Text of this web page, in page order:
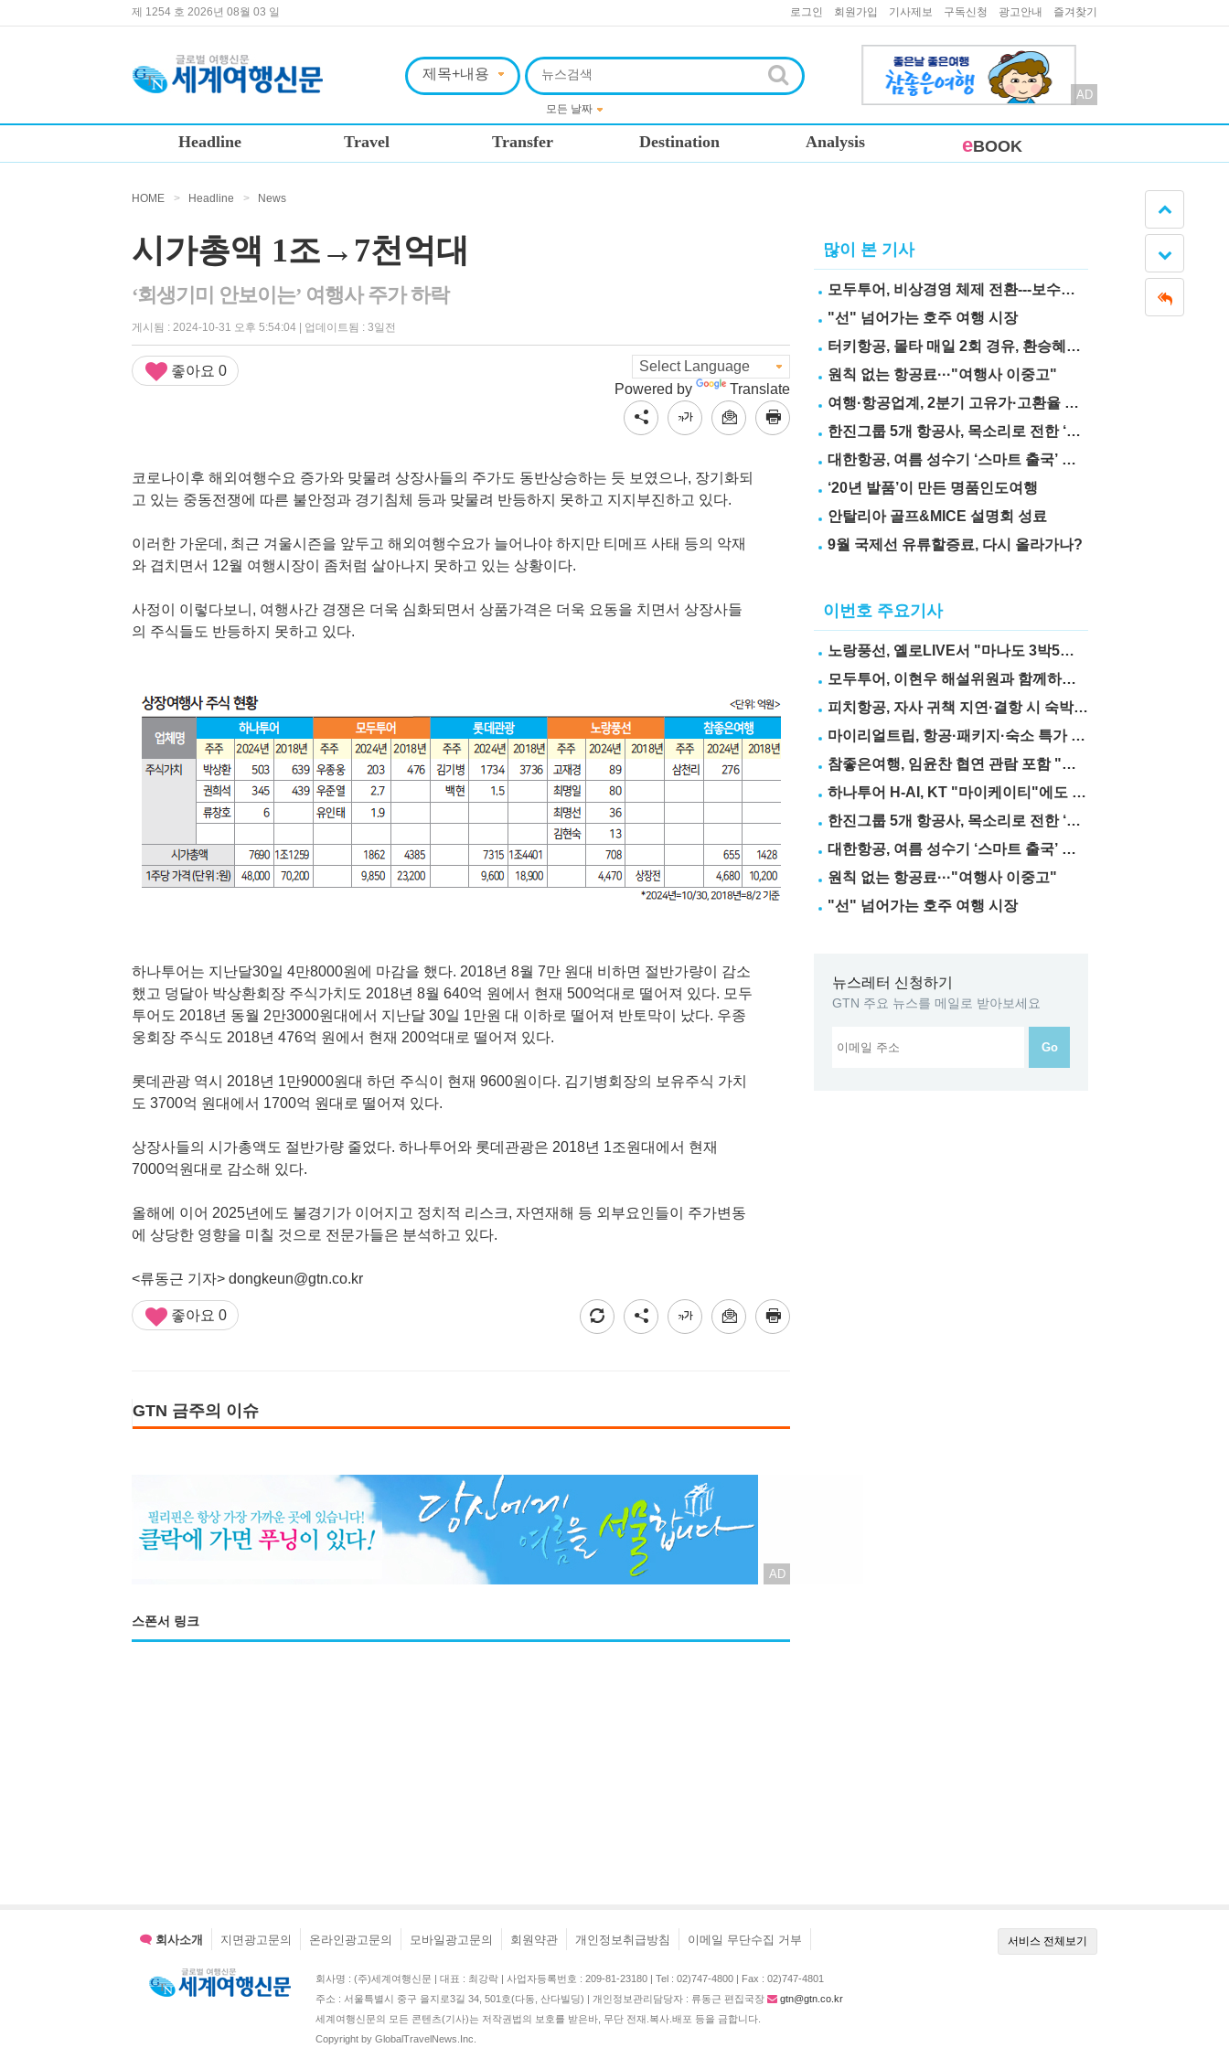
제 1254 호 2026년 08월 03 일 로그인 회원가입 기사제보 구독신청 광고안내 즐겨찾기
AD
Headline Travel Transfer Destination Analysis eBOOK
HOME > Headline > News
시가총액 1조→7천억대
‘회생기미 안보이는’ 여행사 주가 하락
게시됨 : 2024-10-31 오후 5:54:04 | 업데이트됨 : 3일전
좋아요 0
Powered by
Translate
코로나이후 해외여행수요 증가와 맞물려 상장사들의 주가도 동반상승하는 듯 보였으나, 장기화되
고 있는 중동전쟁에 따른 불안정과 경기침체 등과 맞물려 반등하지 못하고 지지부진하고 있다.
이러한 가운데, 최근 겨울시즌을 앞두고 해외여행수요가 늘어나야 하지만 티메프 사태 등의 악재
와 겹치면서 12월 여행시장이 좀처럼 살아나지 못하고 있는 상황이다.
사정이 이렇다보니, 여행사간 경쟁은 더욱 심화되면서 상품가격은 더욱 요동을 치면서 상장사들
의 주식들도 반등하지 못하고 있다.
하나투어는 지난달30일 4만8000원에 마감을 했다. 2018년 8월 7만 원대 비하면 절반가량이 감소
했고 덩달아 박상환회장 주식가치도 2018년 8월 640억 원에서 현재 500억대로 떨어져 있다. 모두
투어도 2018년 동월 2만3000원대에서 지난달 30일 1만원 대 이하로 떨어져 반토막이 났다. 우종
웅회장 주식도 2018년 476억 원에서 현재 200억대로 떨어져 있다.
롯데관광 역시 2018년 1만9000원대 하던 주식이 현재 9600원이다. 김기병회장의 보유주식 가치
도 3700억 원대에서 1700억 원대로 떨어져 있다.
상장사들의 시가총액도 절반가량 줄었다. 하나투어와 롯데관광은 2018년 1조원대에서 현재
7000억원대로 감소해 있다.
올해에 이어 2025년에도 불경기가 이어지고 정치적 리스크, 자연재해 등 외부요인들이 주가변동
에 상당한 영향을 미칠 것으로 전문가들은 분석하고 있다.
<류동근 기자> dongkeun@gtn.co.kr
좋아요 0
GTN 금주의 이슈
AD
스폰서 링크
많이 본 기사
모두투어, 비상경영 체제 전환---보수도 삭감
"선" 넘어가는 호주 여행 시장
터키항공, 몰타 매일 2회 경유, 환승혜택 눈길
원칙 없는 항공료···"여행사 이중고"
여행·항공업계, 2분기 고유가·고환율 직격탄
한진그룹 5개 항공사, 목소리로 전한 ‘재능기부’
대한항공, 여름 성수기 ‘스마트 출국’ 꿀팁 3가지 공개
‘20년 발품’이 만든 명품인도여행
안탈리아 골프&MICE 설명회 성료
9월 국제선 유류할증료, 다시 올라가나?
이번호 주요기사
노랑풍선, 옐로LIVE서 "마나도 3박5일" 상품 선보여
모두투어, 이현우 해설위원과 함께하는 "MLB 직관 컨셉투어" 출시
피치항공, 자사 귀책 지연·결항 시 숙박·교통비 보상제 도입
마이리얼트립, 항공·패키지·숙소 특가 릴레이
참좋은여행, 임윤찬 협연 관람 포함 "미동부·캐나다" 패키지 출시
하나투어 H-AI, KT "마이케이티"에도 탑재
한진그룹 5개 항공사, 목소리로 전한 ‘재능기부’
대한항공, 여름 성수기 ‘스마트 출국’ 꿀팁 3가지 공개
원칙 없는 항공료···"여행사 이중고"
"선" 넘어가는 호주 여행 시장
뉴스레터 신청하기
GTN 주요 뉴스를 메일로 받아보세요
Go
서비스 전체보기
회사소개 지면광고문의 온라인광고문의 모바일광고문의 회원약관 개인정보취급방침 이메일 무단수집 거부
회사명 : (주)세계여행신문 | 대표 : 최강락 | 사업자등록번호 : 209-81-23180 | Tel : 02)747-4800 | Fax : 02)747-4801
주소 : 서울특별시 중구 을지로3길 34, 501호(다동, 산다빌딩) | 개인정보관리담당자 : 류동근 편집국장
gtn@gtn.co.kr
세계여행신문의 모든 콘텐츠(기사)는 저작권법의 보호를 받은바, 무단 전재.복사.배포 등을 금합니다.
Copyright by GlobalTravelNews.Inc.